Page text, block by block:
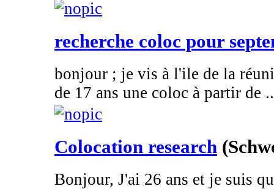
recherche coloc pour
bonjour ; je vis à l'ile de la
de 17 ans une coloc à partir de
Colocation research
Bonjour, J'ai 26 ans et je suis